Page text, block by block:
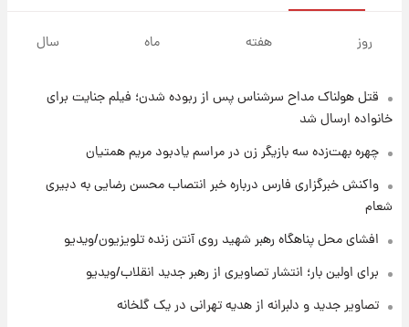
پی رفتن رامین رضاییان+ عکس
۹ ساعت پیش
۹ ساعت پیش
۱۰ ساعت پیش
+جدول
روز هفته ماه سال
قتل هولناک مداح سرشناس پس از ربوده شدن؛ فیلم جنایت برای
خانواده ارسال شد
چهره بهت‌زده سه بازیگر زن در مراسم یادبود مریم همتیان
واکنش خبرگزاری فارس درباره خبر انتصاب محسن رضایی به دبیری
شعام
افشای محل پناهگاه‌ رهبر شهید روی آنتن زنده تلویزیون/ویدیو
برای اولین بار؛ انتشار تصاویری از رهبر جدید انقلاب/ویدیو
تصاویر جدید و دلبرانه از هدیه تهرانی در یک گلخانه